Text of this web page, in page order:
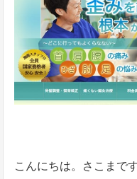
こんにちは。さこまです